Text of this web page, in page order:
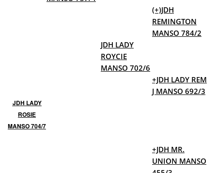
(+)JDH
REMINGTON
MANSO 784/2
JDH LADY
ROYCIE
MANSO 702/6
+JDH LADY REM
J MANSO 692/3
JDH LADY
ROSIE
MANSO 704/7
+JDH MR.
UNION MANSO